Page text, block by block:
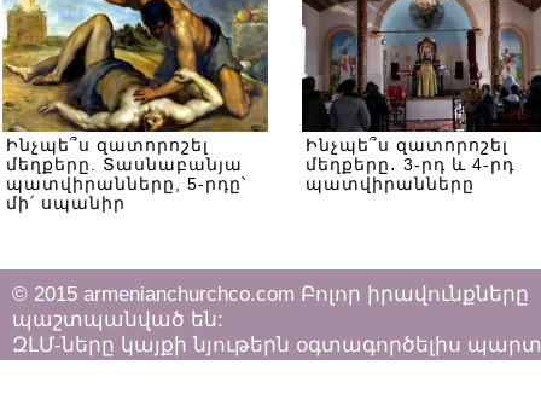
Ինչպե՞ս զատորոշել
մեղքերը. Տասնաբանյա
պատվիրանները, 5-րդը՝
մի՛ սպանիր
Ինչպե՞ս զատորոշել
մեղքերը․ 3-րդ և 4-րդ
պատվիրանները
© 2015 armenianchurchco.com Բոլոր իրավունքները
պաշտպանված են:
ԶԼՄ-ները կայքի նյութերն օգտագործելիս